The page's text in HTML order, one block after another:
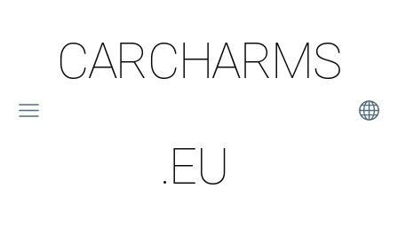
CARCHARMS
.EU